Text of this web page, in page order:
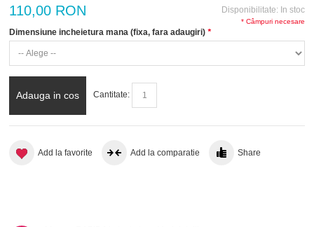
Disponibilitate: In stoc
110,00 RON
*
Dimensiune incheietura mana (fixa, fara adaugiri)
* Câmpuri necesare
Adauga in cos Cantitate:
Add la favorite Add la comparatie Share